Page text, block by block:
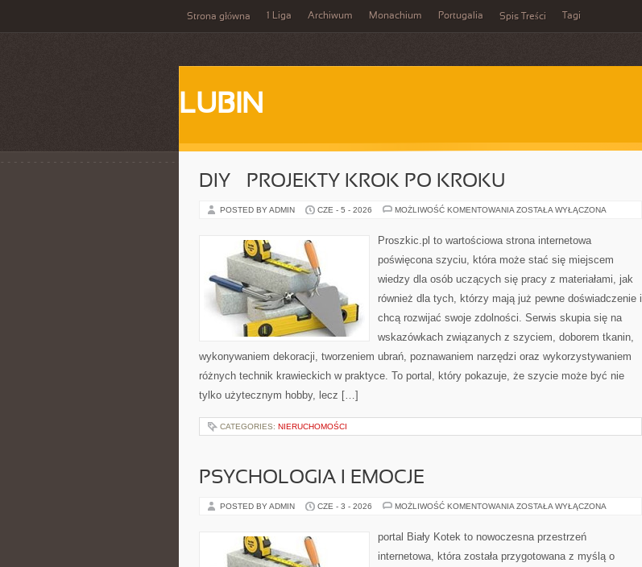
Strona główna 1 Liga Archiwum Monachium Portugalia Spis Treści Tagi
LUBIN
DIY – PROJEKTY KROK PO KROKU
POSTED BY ADMIN CZE - 5 - 2026 MOŻLIWOŚĆ KOMENTOWANIA DIY
PO
ZOSTAŁA WYŁĄCZONA
Proszkic.pl to wartościowa strona internetowa
poświęcona szyciu, która może stać się miejscem
wiedzy dla osób uczących się pracy z materiałami, jak
również dla tych, którzy mają już pewne doświadczenie i
chcą rozwijać swoje zdolności. Serwis skupia się na
wskazówkach związanych z szyciem, doborem tkanin,
wykonywaniem dekoracji, tworzeniem ubrań, poznawaniem narzędzi oraz wykorzystywaniem
różnych technik krawieckich w praktyce. To portal, który pokazuje, że szycie może być nie
tylko użytecznym hobby, lecz […]
CATEGORIES: NIERUCHOMOŚCI
PSYCHOLOGIA I EMOCJE
POSTED BY ADMIN CZE - 3 - 2026 MOŻLIWOŚĆ KOMENTOWANIA PSYCHOLOGIA
ZOSTAŁA WYŁĄCZONA
portal Biały Kotek to nowoczesna przestrzeń
internetowa, która została przygotowana z myślą o